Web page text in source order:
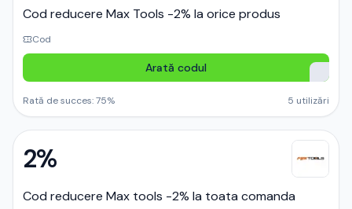
Cod reducere Max Tools -2% la orice produs
Cod
Arată codul
Rată de succes:75% 5 utilizări
2%
Cod reducere Max tools -2% la toata comanda